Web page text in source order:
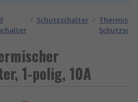
/ Schutzschalter /
1-polig, 10A